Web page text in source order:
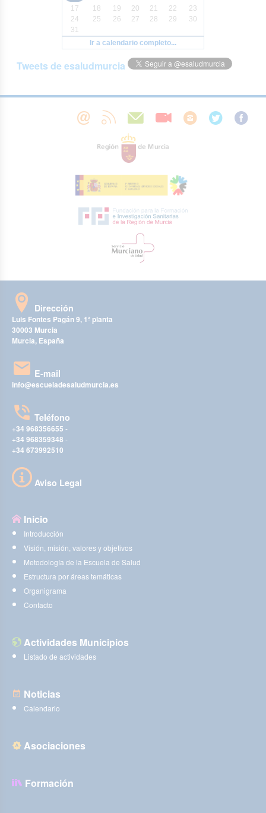
17
18 19 20 21 22
23
24
25 26 27 28 29
30
31
Ir a calendario completo...
Tweets de esaludmurcia
Dirección
Luis Fontes Pagán 9, 1ª planta
30003 Murcia
Murcia, España
E-mail
info@escueladesaludmurcia.es
Teléfono
+34 968356655 -
+34 968359348 -
+34 673992510
Aviso Legal
Inicio
Introducción
Visión, misión, valores y objetivos
Metodología de la Escuela de Salud
Estructura por áreas temáticas
Organigrama
Contacto
Actividades Municipios
Listado de actividades
Noticias
Calendario
Asociaciones
Formación